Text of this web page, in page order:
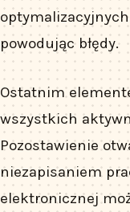
powodując błędy.
Ostatnim
wszystkich
Pozostawienie
niezapisaniem
elektronicznej